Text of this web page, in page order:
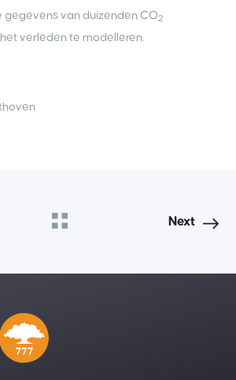
van duizenden CO2
verleden te modelleren.
Next